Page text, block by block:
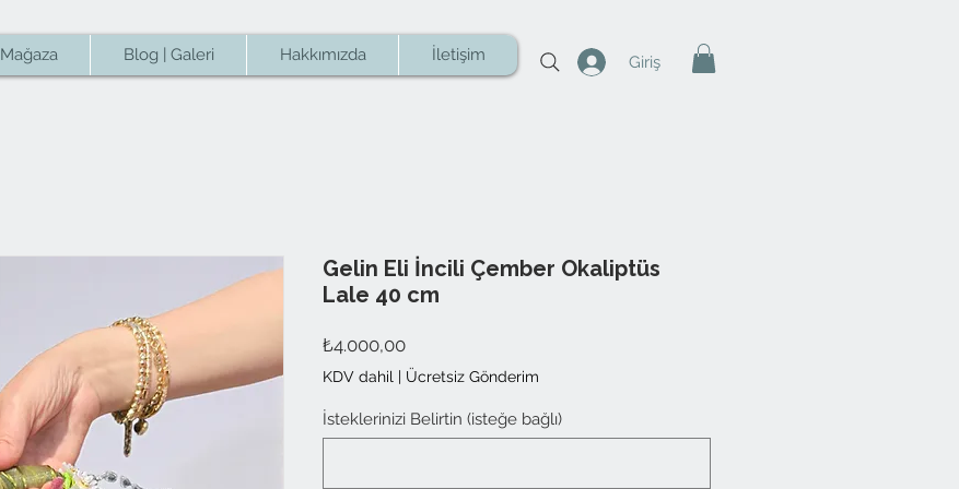
Mağaza Blog | Galeri Hakkımızda İletişim Giriş
Gelin Eli İncili Çember Okaliptüs
Lale 40 cm
₺4.000,00Fiyat
KDV dahil | Ücretsiz Gönderim
İsteklerinizi Belirtin (isteğe bağlı)